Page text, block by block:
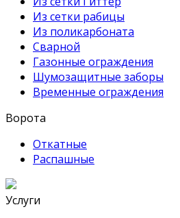
Из сетки рабицы
Из поликарбоната
Сварной
Газонные ограждения
Шумозащитные заборы
Временные ограждения
Ворота
Откатные
Распашные
Услуги